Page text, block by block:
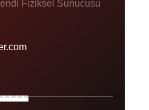
Fiziksel Sunucusu